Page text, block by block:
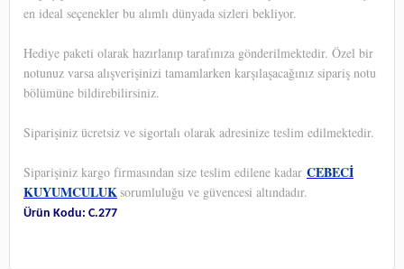
en ideal seçenekler bu alımlı dünyada sizleri bekliyor.
Hediye paketi olarak hazırlanıp tarafınıza gönderilmektedir. Özel bir
notunuz varsa alışverişinizi tamamlarken karşılaşacağınız sipariş notu
bölümüne bildirebilirsiniz.
Siparişiniz ücretsiz ve sigortalı olarak adresinize teslim edilmektedir.
Siparişiniz kargo firmasından size teslim edilene kadar CEBECİ
KUYUMCULUKsorumluluğu ve güvencesi altındadır.
Ürün Kodu: C.277